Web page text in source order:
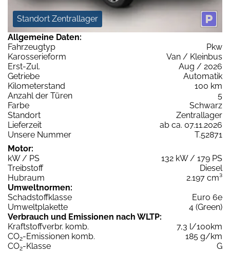
Standort Zentrallager
Allgemeine Daten:
Fahrzeugtyp
Pkw
Karosserieform
Van / Kleinbus
Erst-Zul.
Aug / 2026
Getriebe
Automatik
Kilometerstand
100 km
Anzahl der Türen
5
Farbe
Schwarz
Standort
Zentrallager
Lieferzeit
ab ca. 07.11.2026
Unsere Nummer
T.52871
Motor:
kW / PS
132 kW / 179 PS
Treibstoff
Diesel
Hubraum
2.197 cm³
Umweltnormen:
Schadstoffklasse
Euro 6e
Umweltplakette
4 (Green)
Verbrauch und Emissionen nach WLTP:
Kraftstoffverbr. komb.
7,3 l/100km
CO2-Emissionen komb.
185 g/km
CO2-Klasse
G